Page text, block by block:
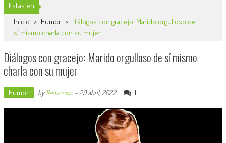
Estas en
Inicio > Humor > Diálogos con gracejo: Marido orgulloso de
sí mismo charla con su mujer
Diálogos con gracejo: Marido orgulloso de sí mismo
charla con su mujer
Humor byRedaccion- 29 abril, 2022 1